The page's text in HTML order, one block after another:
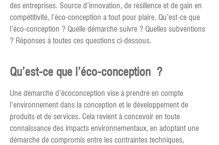
des entreprises. Source d’innovation, de résilience et de gain en
compétitivité, l’éco-conception a tout pour plaire. Qu’est-ce que
l’éco-conception ? Quelle démarche suivre ? Quelles subventions
? Réponses à toutes ces questions ci-dessous.
Qu’est-ce que l’éco-conception ?
Une démarche d’écoconception vise à prendre en compte
l’environnement dans la conception et le développement de
produits et de services. Cela revient à concevoir en toute
connaissance des impacts environnementaux, en adoptant une
démarche de compromis entre les contraintes techniques,